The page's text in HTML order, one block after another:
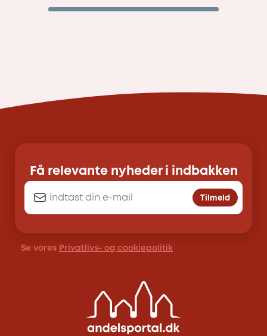
Få relevante nyheder i indbakken
Tilmeld
Se vores Privatlivs- og cookiepolitik